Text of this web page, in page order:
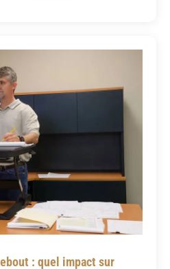
: quel impact sur